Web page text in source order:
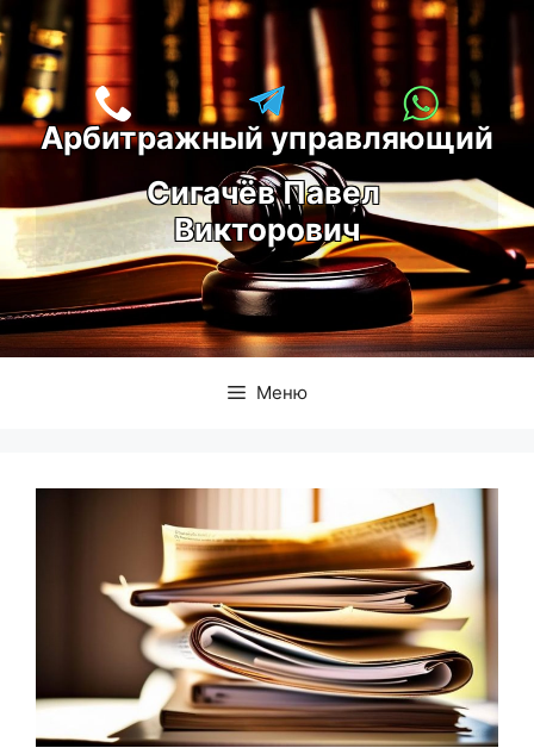
Перейти
к
содержимому
Арбитражный управляющий
Сигачёв Павел
Викторович
Меню